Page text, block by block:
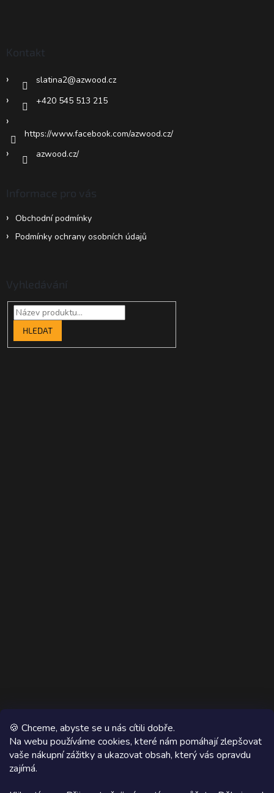
🍪 Chceme, abyste se u nás cítili dobře.
Na webu používáme cookies, které nám pomáhají zlepšovat
vaše nákupní zážitky a ukazovat obsah, který vás opravdu
zajímá.
Kontakt
slatina2@azwood.cz
+420 545 513 215
https://www.facebook.com/azwood.cz/
azwood.cz/
Informace pro vás
Obchodní podmínky
Podmínky ochrany osobních údajů
Vyhledávání
HLEDAT
Copyright 2026